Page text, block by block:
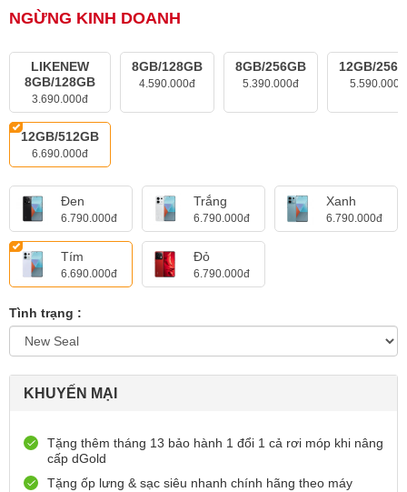
NGỪNG KINH DOANH
LIKENEW
8GB/128GB
3.690.000đ
8GB/128GB
4.590.000đ
8GB/256GB
5.390.000đ
12GB/
5.590.000đ
12GB/512GB
6.690.000đ
Đen
6.790.000đ
Trắng
6.790.000đ
Xanh
6.790.000đ
Tím
6.690.000đ
Đỏ
6.790.000đ
Tình trạng :
KHUYẾN MẠI
Tặng thêm tháng 13 bảo hành 1 đổi 1 cả rơi móp khi nâng
cấp dGold
Tặng ốp lưng & sạc siêu nhanh chính hãng theo máy